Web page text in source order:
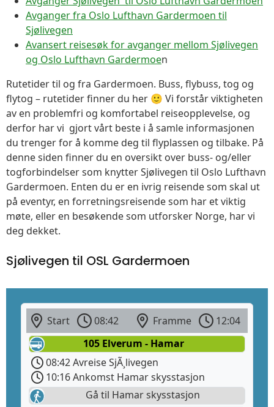
Avganger fra Oslo Lufthavn Gardermoen til
Sjølivegen
Avansert reisesøk for avganger mellom Sjølivegen
og Oslo Lufthavn Gardermoen
Rutetider til og fra Gardermoen. Buss, flybuss, tog og
flytog – rutetider finner du her 🙂 Vi forstår viktigheten
av en problemfri og komfortabel reiseopplevelse, og
derfor har vi gjort vårt beste i å samle informasjonen
du trenger for å komme deg til flyplassen og tilbake. På
denne siden finner du en oversikt over buss- og/eller
togforbindelser som knytter Sjølivegen til Oslo Lufthavn
Gardermoen. Enten du er en ivrig reisende som skal ut
på eventyr, en forretningsreisende som har et viktig
møte, eller en besøkende som utforsker Norge, har vi
deg dekket.
Sjølivegen til OSL Gardermoen
Start 08:42 Framme
12:04
105 Elverum - Hamar
08:42 Avreise SjÃ¸livegen
10:16 Ankomst Hamar skysstasjon
Gå til Hamar skysstasjon